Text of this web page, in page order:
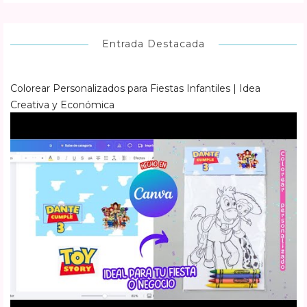
Entrada Destacada
Colorear Personalizados para Fiestas Infantiles | Idea
Creativa y Económica